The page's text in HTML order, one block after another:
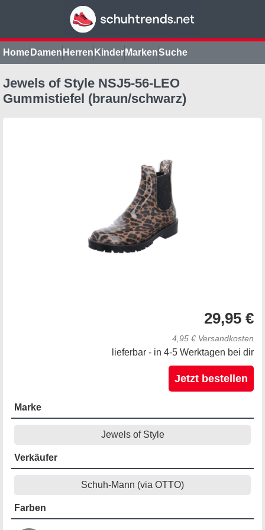
Home Damen Herren Kinder MarkenSuche
Jewels of Style NSJ5-56-LEO
Gummistiefel (braun/schwarz)
29,95 €
4,95 € Versandkosten
lieferbar - in 4-5 Werktagen bei dir
Jetzt bestellen
Marke
Jewels of Style
Verkäufer
Schuh-Mann (via OTTO)
Farben